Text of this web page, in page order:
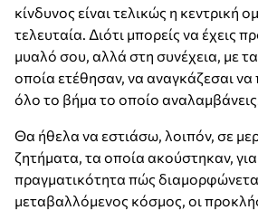
κίνδυνος είναι τελικώς η κεντρική
τελευταία. Διότι μπορείς να έχεις
μυαλό σου, αλλά στη συνέχεια, με
οποία ετέθησαν, να αναγκάζεσαι
όλο το βήμα το οποίο
Θα ήθελα να εστιάσω, λοιπόν, σε
ζητήματα, τα οποία ακούστηκαν,
πραγματικότητα πώς
μεταβαλλόμενος κόσμος, οι